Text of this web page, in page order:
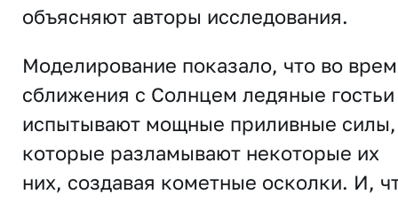
объясняют авторы исследования.
Моделирование показало, что во
сближения с Солнцем ледяные гостьи
испытывают мощные приливные силы,
которые разламывают некоторые их
них, создавая кометные осколки. И,